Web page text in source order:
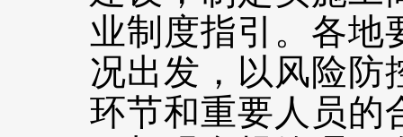
业制度指引。各地
况出发，以风险防
环节和重要人员的